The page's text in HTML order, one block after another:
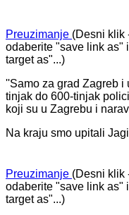
Preuzimanje (Desni klik
odaberite "save link as"
target as"...)
''Samo za grad Zagreb
tinjak do 600-tinjak
koji su u Zagrebu i
Na kraju smo upitali
Preuzimanje (Desni klik
odaberite "save link as"
target as"...)